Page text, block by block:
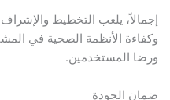
إجمالاً، يلعب التخطيط
وكفاءة الأنظمة الصحية في
ورضا المستخدمين.
ضمان الجودة